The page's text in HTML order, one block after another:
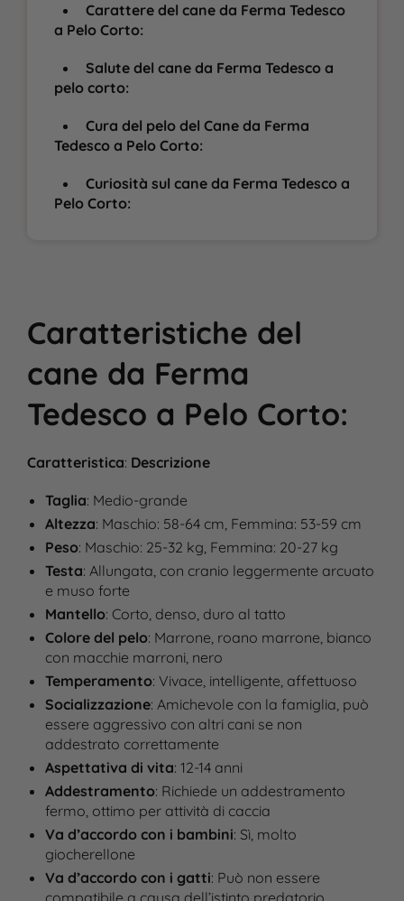
Carattere del cane da Ferma Tedesco
a Pelo Corto:
Salute del cane da Ferma Tedesco a
pelo corto:
Cura del pelo del Cane da Ferma
Tedesco a Pelo Corto:
Curiosità sul cane da Ferma Tedesco a
Pelo Corto:
Caratteristiche del
cane da Ferma
Tedesco a Pelo Corto:
Caratteristica: Descrizione
Taglia: Medio-grande
Altezza: Maschio: 58-64 cm, Femmina: 53-59 cm
Peso: Maschio: 25-32 kg, Femmina: 20-27 kg
Testa: Allungata, con cranio leggermente arcuato
e muso forte
Mantello: Corto, denso, duro al tatto
Colore del pelo: Marrone, roano marrone, bianco
con macchie marroni, nero
Temperamento: Vivace, intelligente, affettuoso
Socializzazione: Amichevole con la famiglia, può
essere aggressivo con altri cani se non
addestrato correttamente
Aspettativa di vita: 12-14 anni
Addestramento: Richiede un addestramento
fermo, ottimo per attività di caccia
Va d’accordo con i bambini: Sì, molto
giocherellone
Va d’accordo con i gatti: Può non essere
compatibile a causa dell’istinto predatorio